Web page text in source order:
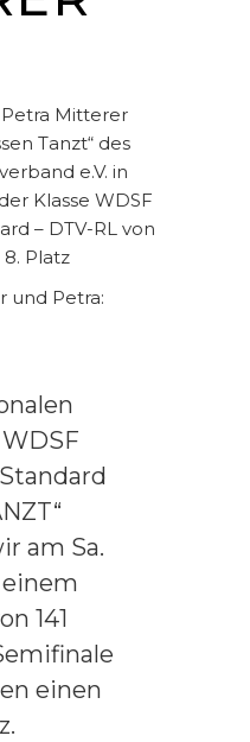
Mitterer
Tanzt“ des
e.V. in
Klasse WDSF
– DTV-RL von
Platz
und Petra:
am Sa.
einem
141
einen